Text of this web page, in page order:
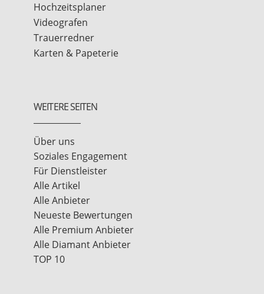
Hochzeitsplaner
Videografen
Trauerredner
Karten & Papeterie
WEITERE SEITEN
Über uns
Soziales Engagement
Für Dienstleister
Alle Artikel
Alle Anbieter
Neueste Bewertungen
Alle Premium Anbieter
Alle Diamant Anbieter
TOP 10